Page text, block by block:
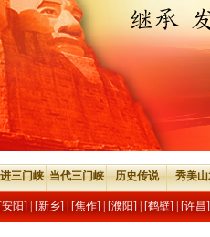
三门峡 当代三门峡 历史传说 秀美
[安阳] [新乡] [焦作] [濮阳] [鹤壁] [许昌]